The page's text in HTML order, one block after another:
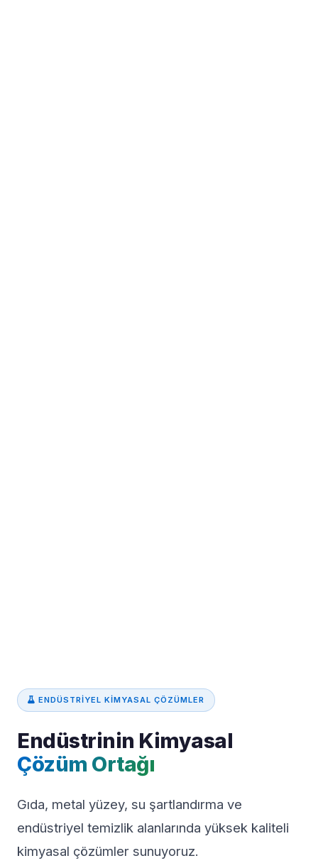
ENDÜSTRIYEL KIMYASAL ÇÖZÜMLER
Endüstrinin Kimyasal
Çözüm Ortağı
Gıda, metal yüzey, su şartlandırma ve
endüstriyel temizlik alanlarında yüksek kaliteli
kimyasal çözümler sunuyoruz.